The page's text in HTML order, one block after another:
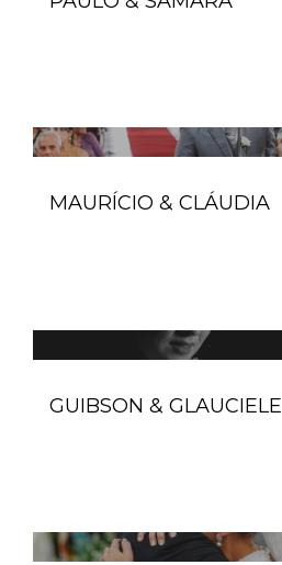
MAURÍCIO & CLÁUDIA
GUIBSON & GLAUCIELE